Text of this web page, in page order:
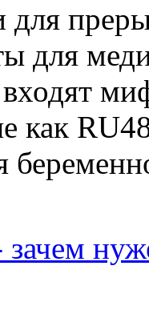
для
для
как